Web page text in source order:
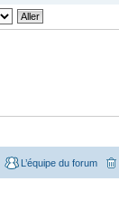
L’équipe du forum